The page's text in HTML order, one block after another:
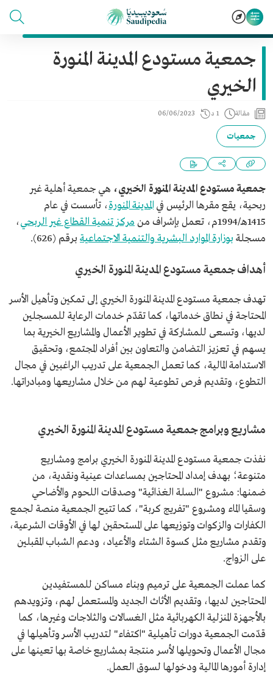
جمعية مستودع المدينة المنورة
الخيري
مقالة 1 د 06/06/2023
جمعيات
جمعية مستودع المدينة المنورة الخيري، هي جمعية أهلية غير
ربحية، يقع مقرها الرئيس في المدينة المنورة، تأسست في عام
1415هـ/1994م، تعمل بإشراف من
مركز تنمية القطاع غير الربحي،
مسجلة بوزارة الموارد البشرية والتنمية الاجتماعية برقم (626).
أهداف جمعية مستودع المدينة المنورة الخيري
تهدف جمعية مستودع المدينة المنورة الخيري إلى تمكين وتأهيل الأسر
المحتاجة في نطاق خدماتها، كما تقدّم خدمات الرعاية للمسجلين
لديها، وتسعى للمشاركة في تطوير الأعمال والمشاريع الخيرية بما
يسهم في تعزيز التضامن والتعاون بين أفراد المجتمع، وتحقيق
الاستدامة المالية، كما تعمل الجمعية على تدريب الراغبين في مجال
التطوع، وتقديم فرص تطوعية لهم من خلال مشاريعها ومبادراتها.
مشاريع وبرامج جمعية مستودع المدينة المنورة الخيري
نفذت جمعية مستودع المدينة المنورة الخيري برامج ومشاريع
متنوعة؛ بهدف إمداد المحتاجين بمساعدات عينية ونقدية، من
ضمنها: مشروع "السلة الغذائية" وصدقات اللحوم والأضاحي
وسقيا الماء ومشروع "تفريج كربة"، كما تتيح الجمعية منصة لجمع
الكفارات والزكوات وتوزيعها على المستحقين لها في الأوقات الشرعية،
وتقدم مشاريع مثل كسوة الشتاء والأعياد، ودعم الشباب المقبلين
على الزواج.
كما عملت الجمعية على ترميم وبناء مساكن للمستفيدين
المحتاجين لديها، وتقديم الأثاث الجديد والمستعمل لهم، وتزويدهم
بالأجهزة المنزلية الكهربائية مثل الغسالات والثلاجات وغيرها، كما
قدّمت الجمعية دورات تأهيلية "اكتفاء" لتدريب الأسر وتأهيلها في
مجال الأعمال وتحويلها لأسر منتجة بمشاريع خاصة بها تعينها على
إدارة أمورها المالية ودخولها لسوق العمل.